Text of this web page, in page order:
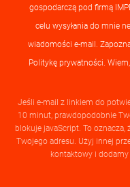
gospodarczą pod firmą
celu wysyłania do mnie
wiadomości e-mail.
Politykę prywatności.
Jeśli e-mail z linkiem do
10 minut, prawdopodobnie
blokuje javaScript. To
Twojego adresu. Użyj innej
kontaktowy i dodamy